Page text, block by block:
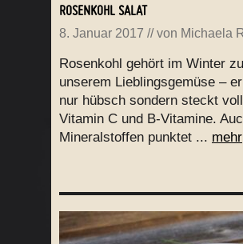
ROSENKOHL SALAT
8. Januar 2017 // von Michaela
Rosenkohl gehört im Winter zu
unserem Lieblingsgemüse –
nur hübsch sondern steckt
Vitamin C und B-Vitamine.
Mineralstoffen punktet ... mehr